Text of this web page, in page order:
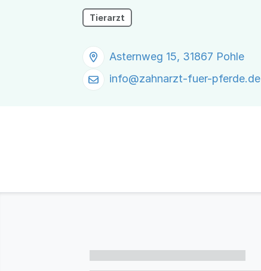
Tierarzt
Asternweg 15, 31867 Pohle
info@zahnarzt-fuer-pferde.de